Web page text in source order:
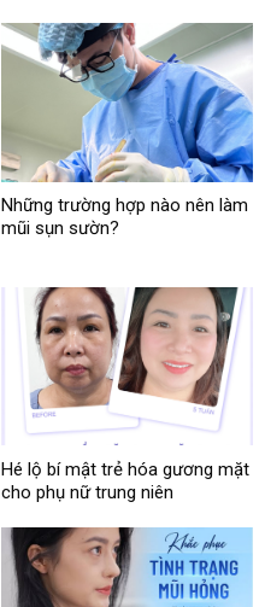
Những trường hợp nào nên làm
mũi sụn sườn?
Hé lộ bí mật trẻ hóa gương mặt
cho phụ nữ trung niên